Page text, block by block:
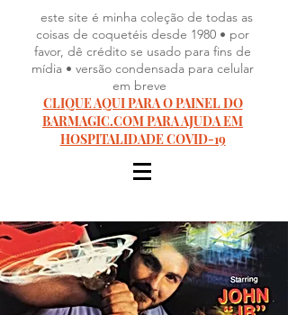
este site é minha coleção de todas as
coisas de coquetéis desde 1980 • por
favor, dê crédito se usado para fins de
mídia • versão condensada para celular
em breve
CLIQUE AQUI PARA O PAINEL DO
BARMAGIC.COM PARA AJUDA EM
HOSPITALIDADE COVID-19